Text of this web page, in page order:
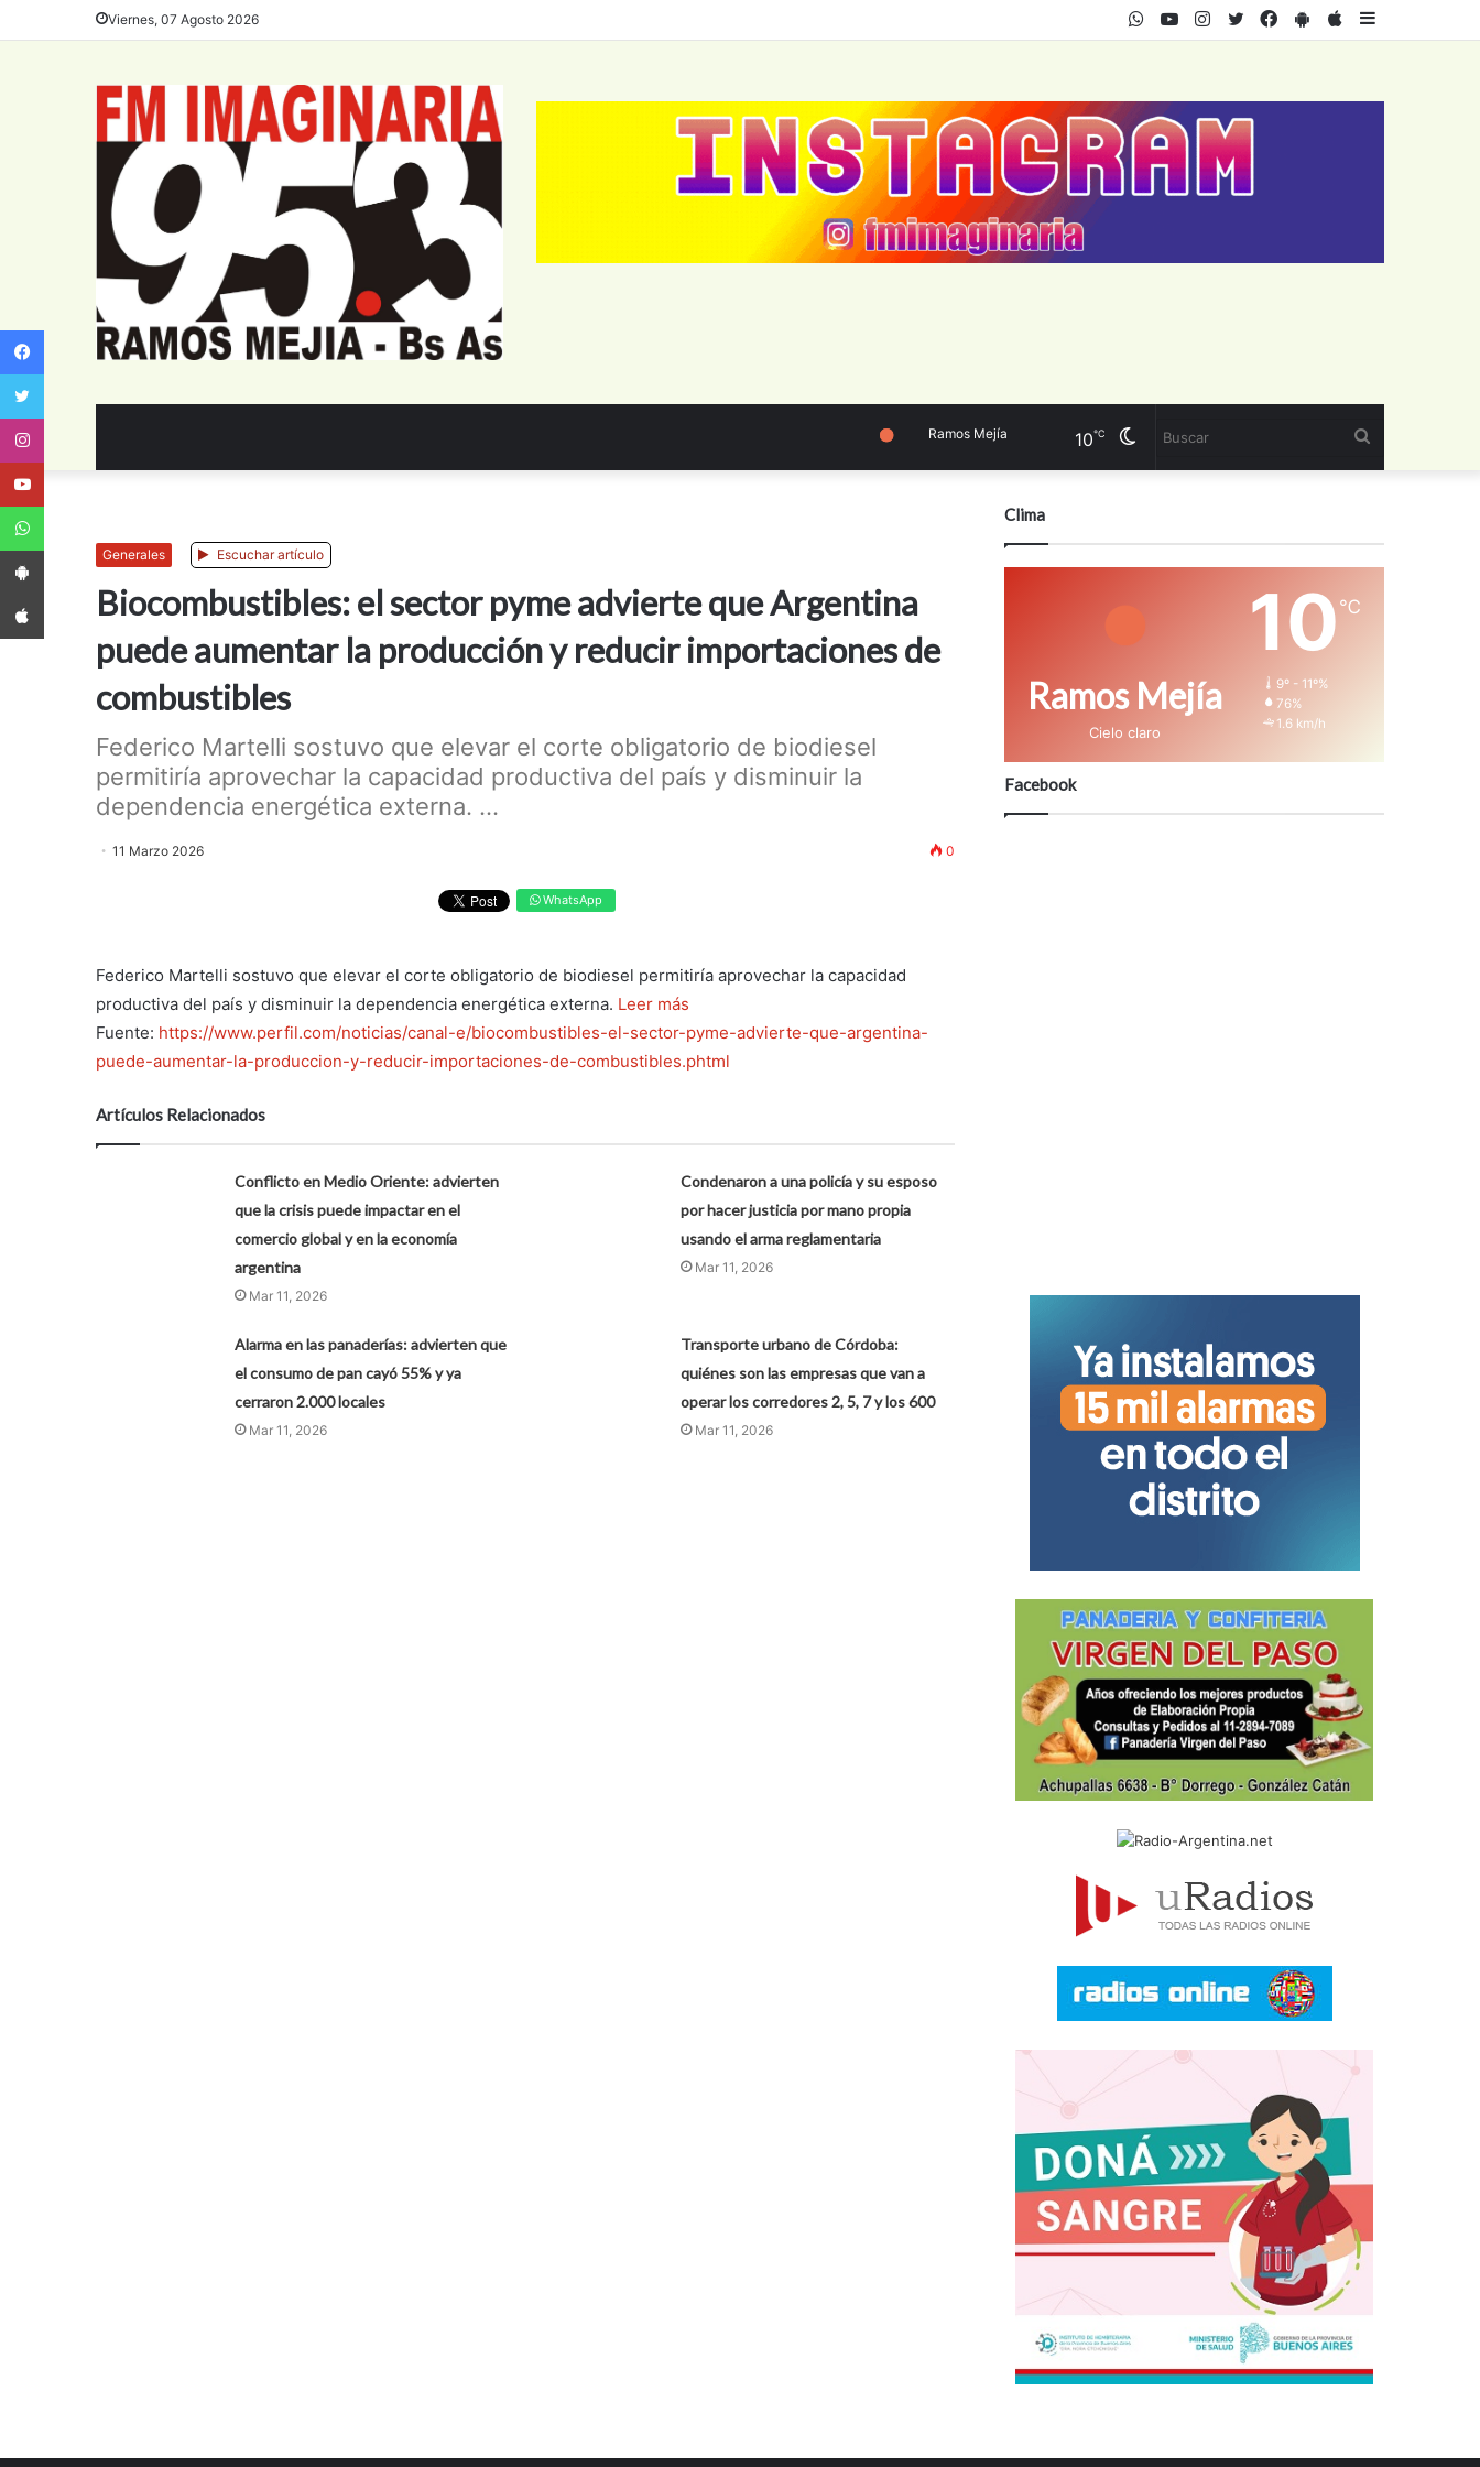
Viernes, 07 Agosto 2026 AppStore
PlayStore
Facebook
Twitter
Instagram
Youtube
WhatsApp
Cambiar
Ramos Mejía 10℃
Generales Escuchar artículo
Biocombustibles: el sector pyme advierte que Argentina
puede aumentar la producción y reducir importaciones de
combustibles
Federico Martelli sostuvo que elevar el corte obligatorio de biodiesel
permitiría aprovechar la capacidad productiva del país y disminuir la
dependencia energética externa. ...
11 Marzo 2026 0
WhatsApp
Federico Martelli sostuvo que elevar el corte obligatorio de biodiesel permitiría aprovechar la capacidad
productiva del país y disminuir la dependencia energética externa. Leer más
Fuente: https://www.perfil.com/noticias/canal-e/biocombustibles-el-sector-pyme-advierte-que-argentina-
puede-aumentar-la-produccion-y-reducir-importaciones-de-combustibles.phtml
Artículos Relacionados
Conflicto en Medio Oriente: advierten
que la crisis puede impactar en el
comercio global y en la economía
argentina
Mar 11, 2026
Condenaron a una policía y su esposo
por hacer justicia por mano propia
usando el arma reglamentaria
Mar 11, 2026
Alarma en las panaderías: advierten que
el consumo de pan cayó 55% y ya
cerraron 2.000 locales
Mar 11, 2026
Transporte urbano de Córdoba:
quiénes son las empresas que van a
operar los corredores 2, 5, 7 y los 600
Mar 11, 2026
Clima
Ramos Mejía
Cielo claro
10 ℃
9º - 11º%
76%
1.6 km/h
Facebook
Facebook
App Android